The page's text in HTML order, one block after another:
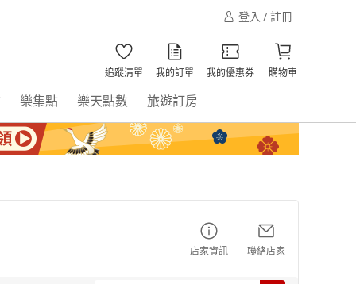
登入 / 註冊
追蹤清單 我的訂單 我的優惠券 購物車
樂集點 樂天點數 旅遊訂房
店家資訊 聯絡店家